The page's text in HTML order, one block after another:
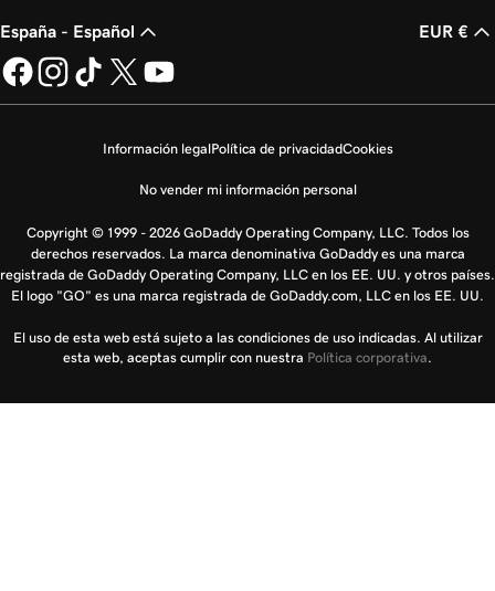
España - Español EUR €
Información legalPolítica de privacidadCookies
No vender mi información personal
Copyright © 1999 - 2026 GoDaddy Operating Company, LLC. Todos los
derechos reservados. La marca denominativa GoDaddy es una marca
registrada de GoDaddy Operating Company, LLC en los EE. UU. y otros países.
El logo "GO" es una marca registrada de GoDaddy.com, LLC en los EE. UU.
El uso de esta web está sujeto a las condiciones de uso indicadas. Al utilizar
esta web, aceptas cumplir con nuestra Política corporativa.